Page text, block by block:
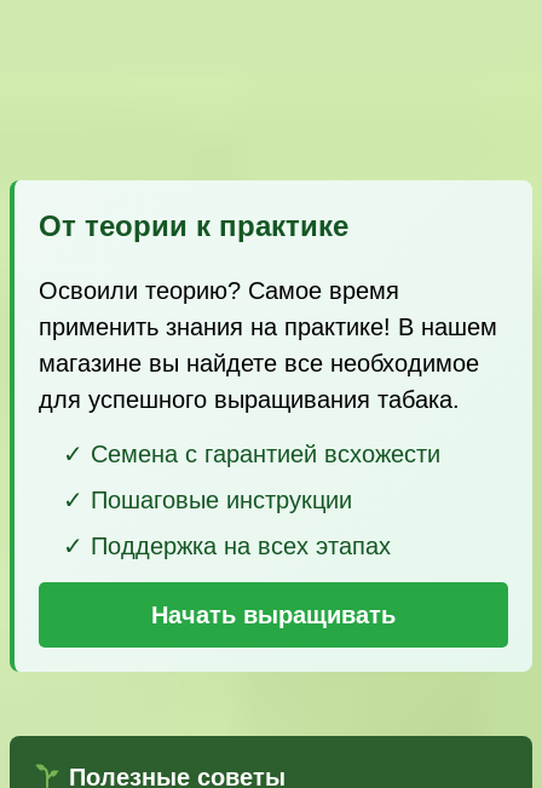
От теории к практике
Освоили теорию? Самое время
применить знания на практике! В нашем
магазине вы найдете все необходимое
для успешного выращивания табака.
✓ Семена с гарантией всхожести
✓ Пошаговые инструкции
✓ Поддержка на всех этапах
Начать выращивать
Полезные советы